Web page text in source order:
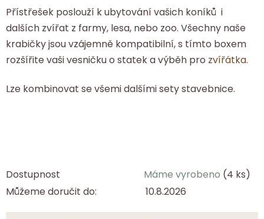
Přístřešek poslouží k ubytování vašich koníků i
dalších zvířat z farmy, lesa, nebo zoo. Všechny naše
krabičky jsou vzájemně kompatibilní, s tímto boxem
rozšířite vaši vesničku o statek a výběh pro zvířátka.
Lze kombinovat se všemi dalšími sety stavebnice.
Dostupnost Máme vyrobeno (4 ks)
Můžeme doručit do:
10.8.2026